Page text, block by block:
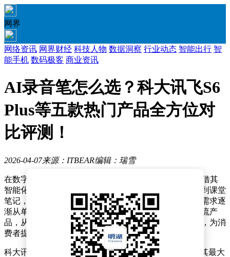
网界
网络资讯 网界财经 科技人物 数据洞察 行业动态 智能出行 智
能手机 数码极客 商业资讯
AI录音笔怎么选？科大讯飞S6
Plus等五款热门产品全方位对
比评测！
2026-04-07来源：ITBEAR编辑：瑞雪
在数字化办公与学习场景日益丰富的今天，AI录音笔凭借其
智能化功能成为记录工具领域的热门选择。从跨国会议到课堂
笔记，从日常灵感捕捉到专业采访，用户对录音设备的需求逐
渐从单一记录转向多功能集成。本文将聚焦五款市场主流产
品，从核心功能、使用场景及性价比维度展开深度分析，为消
费者提供差异化选购参考。
科大讯飞S6 Plus以“智能办公利器”定位抢占高端市场。其最大